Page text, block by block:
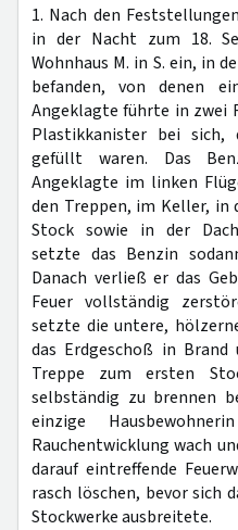
1. Nach den
in der Nacht zum 18.
Wohnhaus M. in S. ein, in
befanden, von denen
Angeklagte führte in zwei
Plastikkanister bei
gefüllt waren. Das
Angeklagte im linken
den Treppen, im Keller, in
Stock sowie in der
setzte das Benzin
Danach verließ er das
Feuer vollständig
setzte die untere,
das Erdgeschoß in
Treppe zum ersten
selbständig zu brennen
einzige
Rauchentwicklung wach
darauf eintreffende
rasch löschen, bevor sich
Stockwerke ausbreitete.